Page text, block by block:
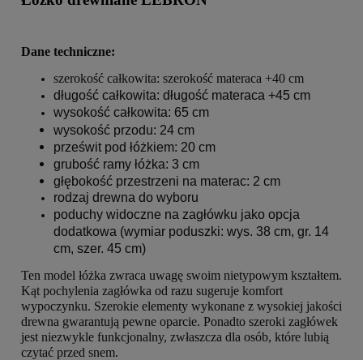
Dane techniczne:
szerokość całkowita: szerokość materaca +40 cm
długość całkowita: długość materaca +45 cm
wysokość całkowita: 65 cm
wysokość przodu: 24 cm
prześwit pod łóżkiem: 20 cm
grubość ramy łóżka: 3 cm
głębokość przestrzeni na materac: 2 cm
rodzaj drewna do wyboru
poduchy widoczne na zagłówku jako opcja
dodatkowa (wymiar poduszki: wys. 38 cm, gr. 14
cm, szer. 45 cm)
Ten model łóżka zwraca uwagę swoim nietypowym kształtem.
Kąt pochylenia zagłówka od razu sugeruje komfort
wypoczynku. Szerokie elementy wykonane z wysokiej jakości
drewna gwarantują pewne oparcie. Ponadto szeroki zagłówek
jest niezwykle funkcjonalny, zwłaszcza dla osób, które lubią
czytać przed snem.